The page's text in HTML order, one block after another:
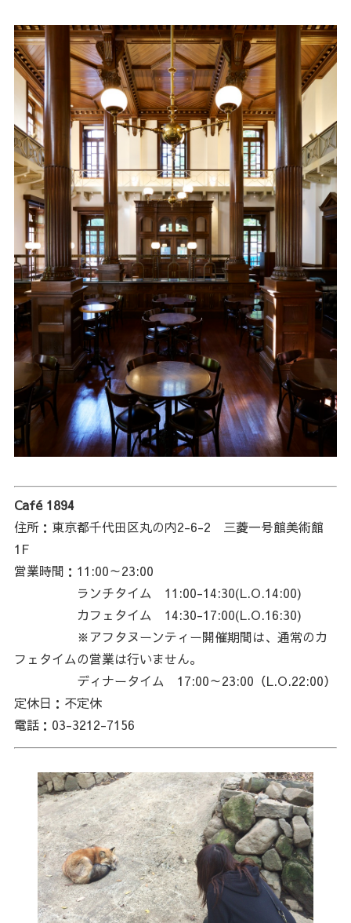
Café 1894
住所：東京都千代田区丸の内2-6-2 三菱一号館美術館
1F
営業時間：11:00～23:00
ランチタイム 11:00-14:30(L.O.14:00)
カフェタイム 14:30-17:00(L.O.16:30)
※アフタヌーンティー開催期間は、通常のカ
フェタイムの営業は行いません。
ディナータイム 17:00～23:00（L.O.22:00）
定休日：不定休
電話：03-3212-7156